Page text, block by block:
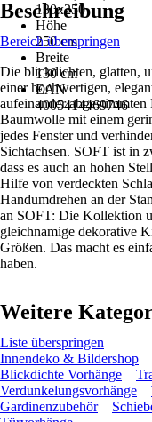
130x250
Höhe
250 cm
Breite
130 cm
EAN
4005414469746
Beschreibung
Bereich überspringen
Die blickdichten, glatten,
einer hochwertigen,
aufeinander
Baumwolle mit einem
jedes Fenster und
Sichtachsen. SOFT ist in
dass es auch an hohen
Hilfe von verdeckten
Handumdrehen an der
an SOFT: Die Kollektion
gleichnamige dekorative
Größen. Das macht es
haben.
Weitere
Liste überspringen
Innendeko & Bildershop
Blickdichte Vorhänge
Verdunkelungsvorhänge
Gardinenzubehör